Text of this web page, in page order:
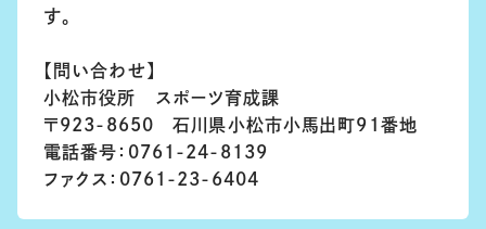
す。
【問い合わせ】
小松市役所 スポーツ育成課
〒923-8650 石川県小松市小馬出町91番地
電話番号：0761-24-8139
ファクス：0761-23-6404